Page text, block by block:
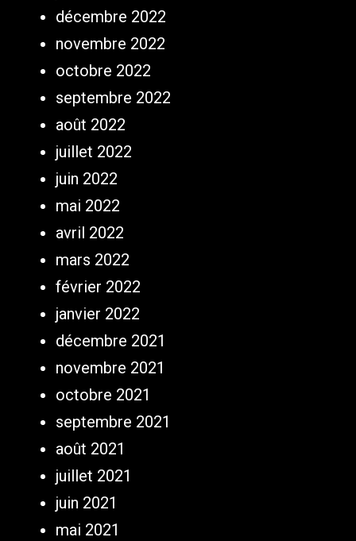
décembre 2022
novembre 2022
octobre 2022
septembre 2022
août 2022
juillet 2022
juin 2022
mai 2022
avril 2022
mars 2022
février 2022
janvier 2022
décembre 2021
novembre 2021
octobre 2021
septembre 2021
août 2021
juillet 2021
juin 2021
mai 2021